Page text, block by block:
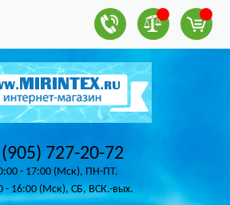
727-20-72
- 17:00 (Мск), ПН-ПТ.
- 16:00 (Мск), СБ, ВСК.-вых.